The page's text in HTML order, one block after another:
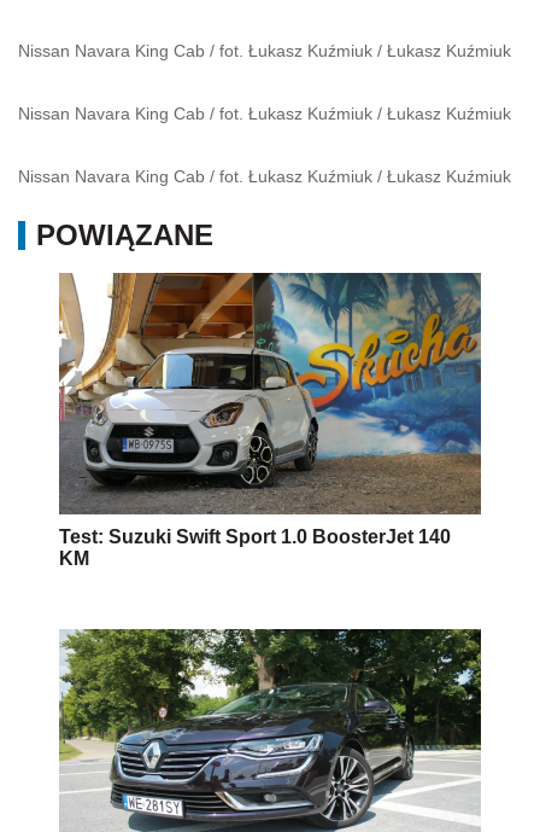
Nissan Navara King Cab / fot. Łukasz Kuźmiuk / Łukasz Kuźmiuk
Nissan Navara King Cab / fot. Łukasz Kuźmiuk / Łukasz Kuźmiuk
Nissan Navara King Cab / fot. Łukasz Kuźmiuk / Łukasz Kuźmiuk
POWIĄZANE
Test: Suzuki Swift Sport 1.0 BoosterJet 140
KM